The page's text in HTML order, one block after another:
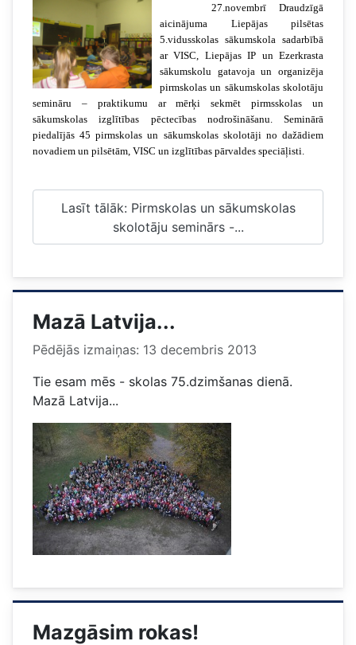
27.novembrī Draudzīgā
aicinājuma Liepājas pilsētas
5.vidusskolas sākumskola sadarbībā
ar VISC, Liepājas IP un Ezerkrasta
sākumskolu gatavoja un organizēja
pirmskolas un sākumskolas skolotāju
semināru – praktikumu ar mērķi sekmēt pirmsskolas un
sākumskolas izglītības pēctecības nodrošināšanu. Seminārā
piedalījās 45 pirmskolas un sākumskolas skolotāji no dažādiem
novadiem un pilsētām, VISC un izglītības pārvaldes speciāļisti.
Lasīt tālāk: Pirmskolas un sākumskolas
skolotāju seminārs -...
Mazā Latvija...
Pēdējās izmaiņas: 13 decembris 2013
Tie esam mēs - skolas 75.dzimšanas dienā.
Mazā Latvija...
Mazgāsim rokas!